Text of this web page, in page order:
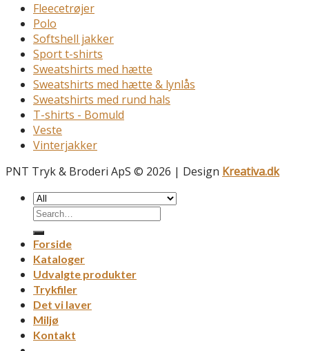
Fleecetrøjer
Polo
Softshell jakker
Sport t-shirts
Sweatshirts med hætte
Sweatshirts med hætte & lynlås
Sweatshirts med rund hals
T-shirts - Bomuld
Veste
Vinterjakker
PNT Tryk & Broderi ApS © 2026 | Design Kreativa.dk
Forside
Kataloger
Udvalgte produkter
Trykfiler
Det vi laver
Miljø
Kontakt